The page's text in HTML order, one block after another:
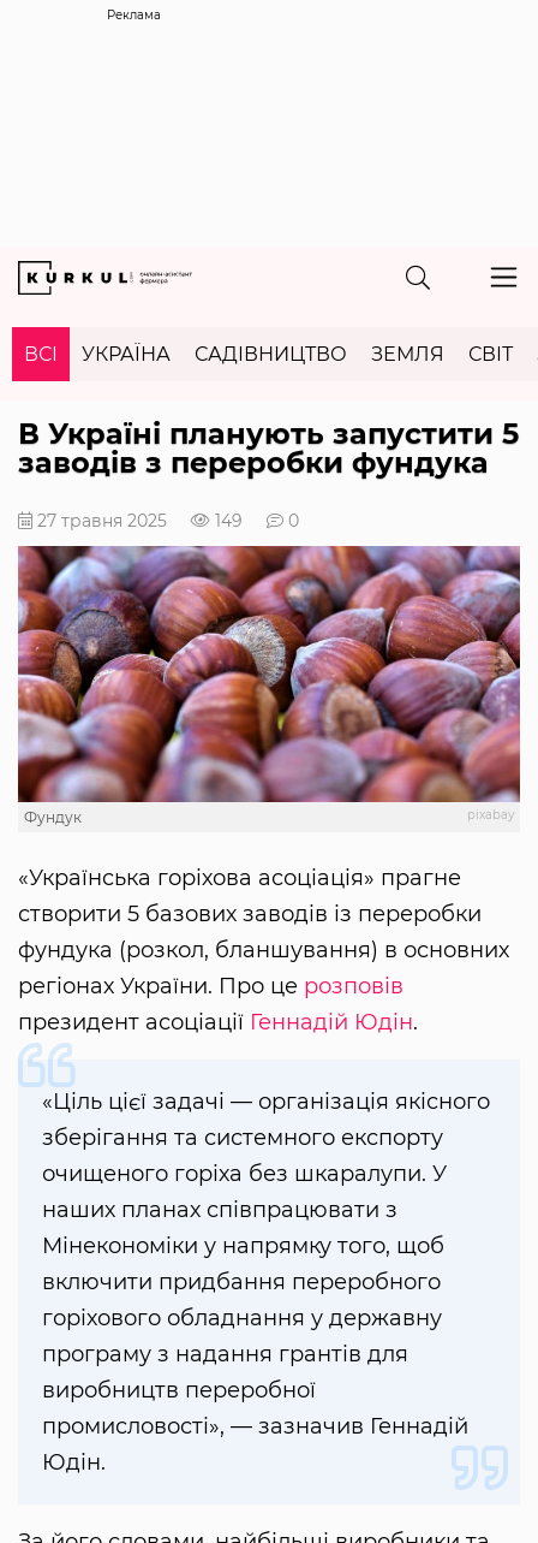
Реклама
ВСІ УКРАЇНА САДІВНИЦТВО ЗЕМЛЯ СВІТ
В Україні планують запустити 5
заводів з переробки фундука
27 травня 2025 149 0
pixabay
Фундук
«Українська горіхова асоціація» прагне
створити 5 базових заводів із переробки
фундука (розкол, бланшування) в основних
регіонах України. Про це розповів
президент асоціації Геннадій Юдін.
«Ціль цієї задачі — організація якісного
зберігання та системного експорту
очищеного горіха без шкаралупи. У
наших планах співпрацювати з
Мінекономіки у напрямку того, щоб
включити придбання переробного
горіхового обладнання у державну
програму з надання грантів для
виробництв переробної
промисловості», — зазначив Геннадій
Юдін.